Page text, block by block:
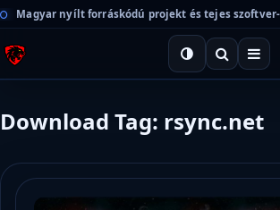
Magyar nyílt forráskódú projekt és tejes
Download Tag: rsync.net